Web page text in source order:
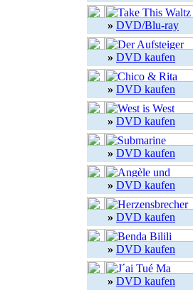
» DVD/Blu-ray
» DVD kaufen
» DVD kaufen
» DVD kaufen
» DVD kaufen
» DVD kaufen
» DVD kaufen
» DVD kaufen
» DVD kaufen